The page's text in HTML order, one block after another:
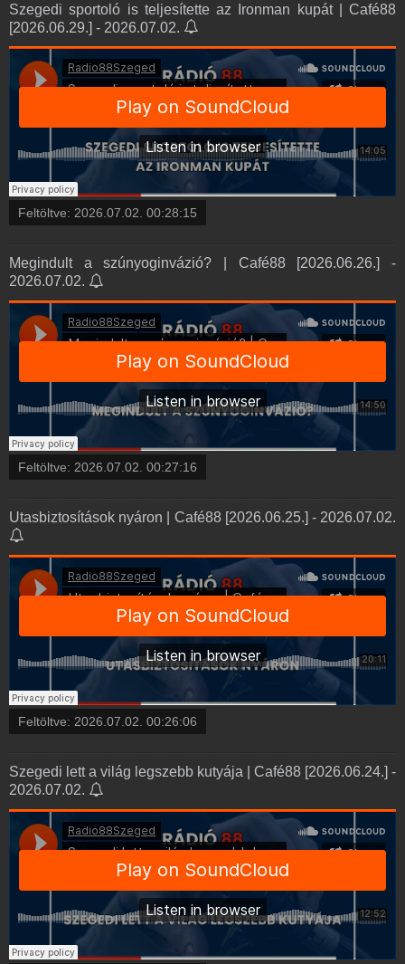
Szegedi sportoló is teljesítette az Ironman kupát | Café88
[2026.06.29.] - 2026.07.02.
Feltöltve: 2026.07.02. 00:28:15
Megindult a szúnyoginvázió? | Café88 [2026.06.26.] -
2026.07.02.
Feltöltve: 2026.07.02. 00:27:16
Utasbiztosítások nyáron | Café88 [2026.06.25.] - 2026.07.02.
Feltöltve: 2026.07.02. 00:26:06
Szegedi lett a világ legszebb kutyája | Café88 [2026.06.24.] -
2026.07.02.